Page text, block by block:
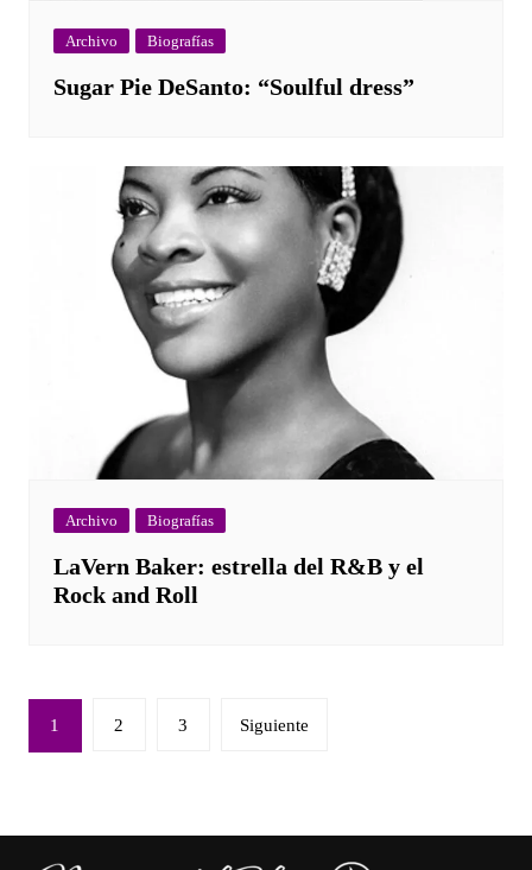
Archivo Biografías
Sugar Pie DeSanto: “Soulful dress”
Archivo Biografías
LaVern Baker: estrella del R&B y el
Rock and Roll
Paginación
de
1 2 3 Siguiente